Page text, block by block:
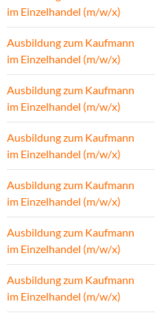
im Einzelhandel (m/w/x)
Ausbildung zum Kaufmann
im Einzelhandel (m/w/x)
Ausbildung zum Kaufmann
im Einzelhandel (m/w/x)
Ausbildung zum Kaufmann
im Einzelhandel (m/w/x)
Ausbildung zum Kaufmann
im Einzelhandel (m/w/x)
Ausbildung zum Kaufmann
im Einzelhandel (m/w/x)
Ausbildung zum Kaufmann
im Einzelhandel (m/w/x)